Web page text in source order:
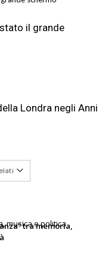
il grande
Londra negli Anni
tra memoria,